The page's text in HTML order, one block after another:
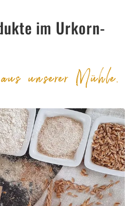
im Urkorn-
unserer Mühle.